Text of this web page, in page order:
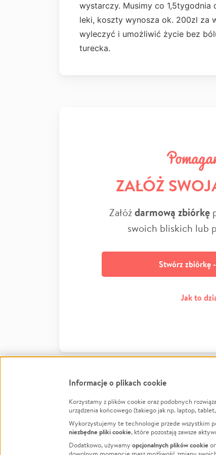
wystarczy. Musimy co
leki, koszty wynosza ok. 200zl za
wyleczyć i umożliwić życie bez
turecka.
ZAŁÓŻ
Załóżdarmową zbiórkę
swoich bliskich lub
Stwórz zbiórkę
Jak to
FacebookTwitter Instagram
Jak
Informacje o plikach cookie
Korzystamy z plików cookie oraz podobnych
urządzenia końcowego (takiego jak np. laptop,
Wykorzystujemy te technologie przede wszystkim
niezbędne pliki cookie, które pozostają zawsze
Dodatkowo, używamy opcjonalnych plików cookie